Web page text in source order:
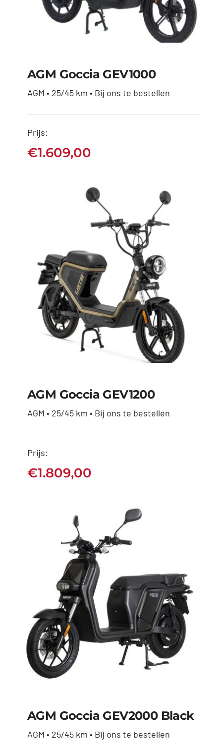
AGM Goccia GEV1000
€
AGM Goccia GEV1000
AGM • 25/45 km • Bij ons te bestellen
Prijs:
€1.609,00
AGM Goccia GEV1200
€
AGM Goccia GEV1200
AGM • 25/45 km • Bij ons te bestellen
Prijs:
€1.809,00
AGM Goccia GEV2000 Black
AGM • 25/45 km • Bij ons te bestellen